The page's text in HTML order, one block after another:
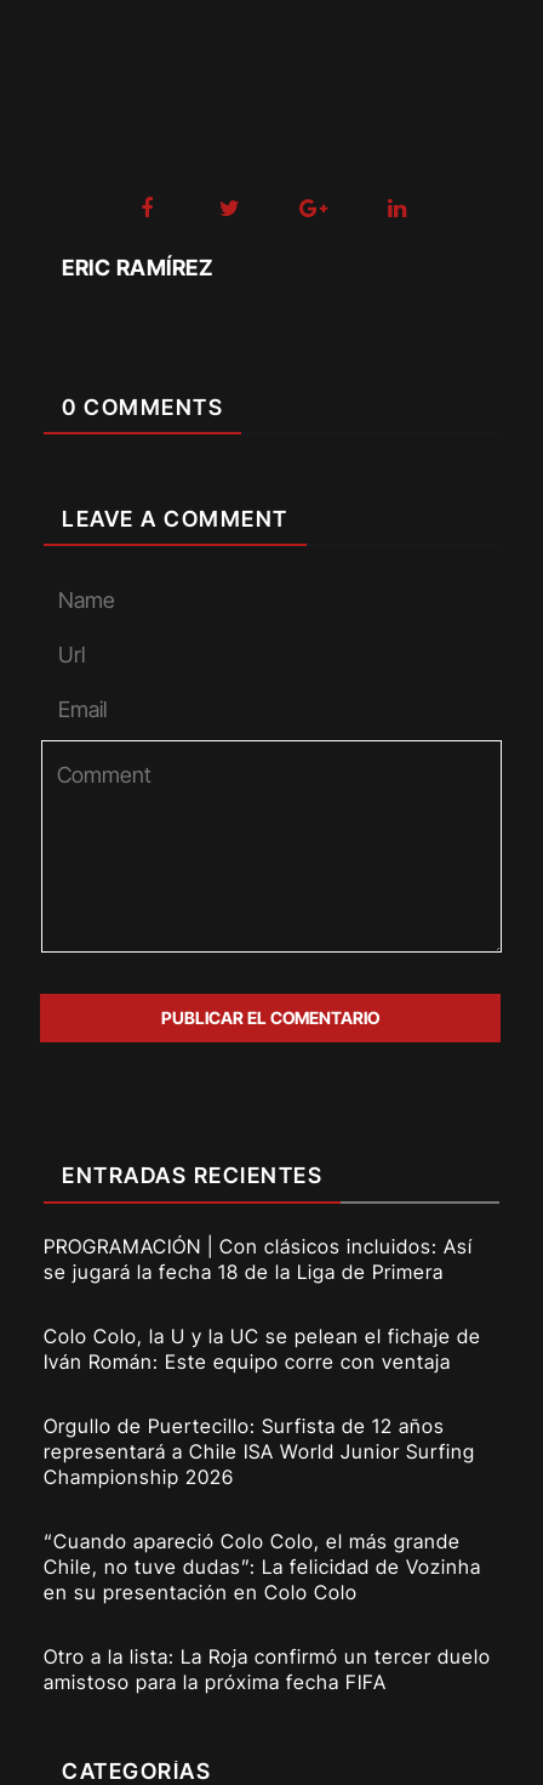
ERIC RAMÍREZ
0 COMMENTS
LEAVE A COMMENT
ENTRADAS RECIENTES
PROGRAMACIÓN | Con clásicos incluidos: Así
se jugará la fecha 18 de la Liga de Primera
Colo Colo, la U y la UC se pelean el fichaje de
Iván Román: Este equipo corre con ventaja
Orgullo de Puertecillo: Surfista de 12 años
representará a Chile ISA World Junior Surfing
Championship 2026
“Cuando apareció Colo Colo, el más grande
Chile, no tuve dudas”: La felicidad de Vozinha
en su presentación en Colo Colo
Otro a la lista: La Roja confirmó un tercer duelo
amistoso para la próxima fecha FIFA
CATEGORÍAS